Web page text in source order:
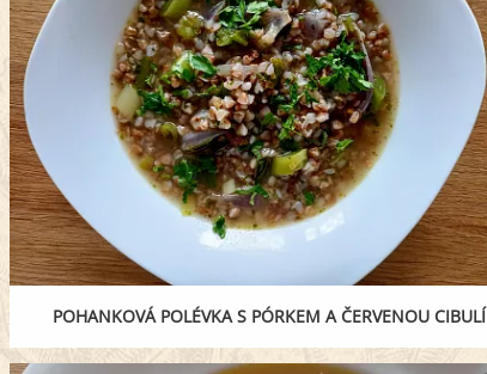
POHANKOVÁ POLÉVKA S PÓRKEM A ČERVENOU CIBULÍ